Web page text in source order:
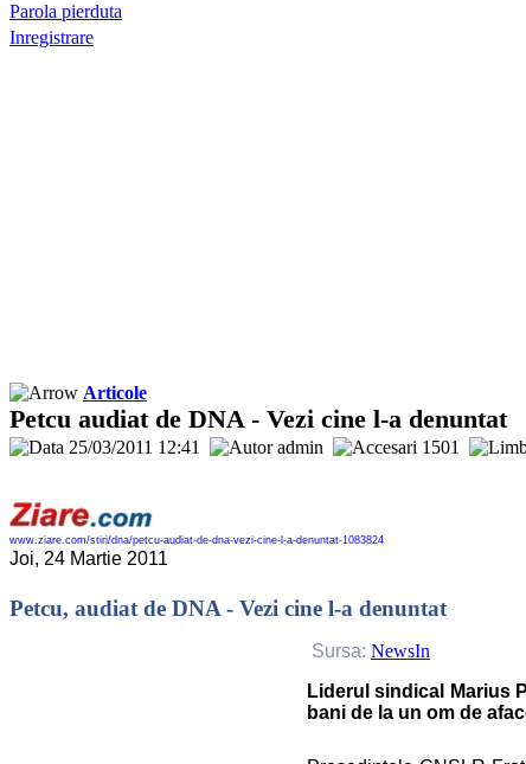
Parola pierduta
Inregistrare
Articole
Petcu audiat de DNA - Vezi cine l-a denuntat
25/03/2011 12:41 admin 1501
www.ziare.com/stiri/dna/petcu-audiat-de-dna-vezi-cine-l-a-denuntat-1083824
Joi, 24 Martie 2011
Petcu, audiat de DNA - Vezi cine l-a denuntat
Sursa: NewsIn
Liderul sindical Marius
bani de la un om de